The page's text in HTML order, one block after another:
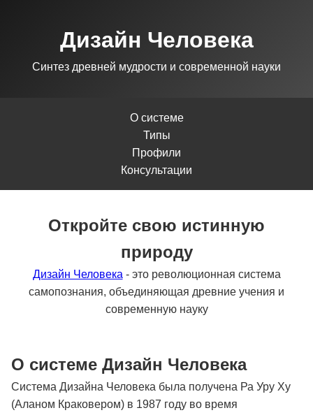
Дизайн Человека
Синтез древней мудрости и современной науки
О системе
Типы
Профили
Консультации
Откройте свою истинную
природу
Дизайн Человека - это революционная система
самопознания, объединяющая древние учения и
современную науку
О системе Дизайн Человека
Система Дизайна Человека была получена Ра Уру Ху
(Аланом Краковером) в 1987 году во время